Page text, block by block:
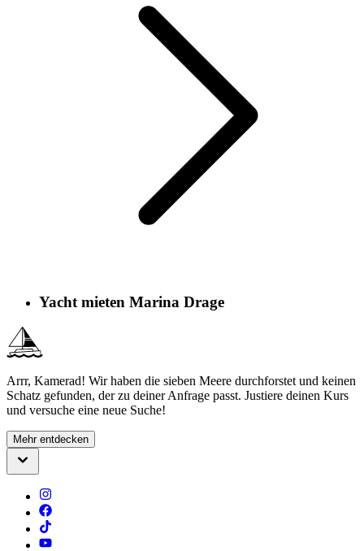
Yacht mieten Marina Drage
Arrr, Kamerad! Wir haben die sieben Meere durchforstet und keinen
Schatz gefunden, der zu deiner Anfrage passt. Justiere deinen Kurs
und versuche eine neue Suche!
Mehr entdecken